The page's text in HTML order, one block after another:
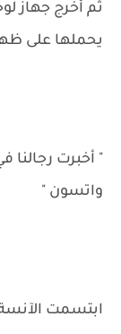
ثم أخرج جهاز
يحملها على
" أخبرت رجالنا
واتسون "
ابتسمت